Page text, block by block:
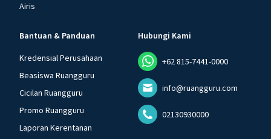
Airis
Bantuan & Panduan
Kredensial Perusahaan
Beasiswa Ruangguru
Cicilan Ruangguru
Promo Ruangguru
Laporan Kerentanan
Hubungi Kami
+62 815-7441-0000
info@ruangguru.com
02130930000